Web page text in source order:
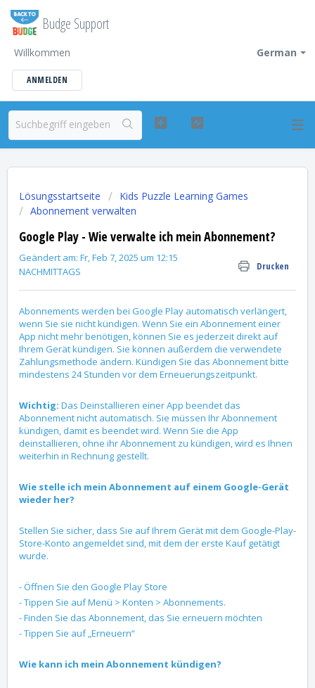
Budge Support
German
Willkommen
ANMELDEN
Lösungsstartseite
Kids Puzzle Learning Games
Abonnement verwalten
Google Play - Wie verwalte ich mein Abonnement?
Drucken
Geändert am: Fr, Feb 7, 2025 um 12:15
NACHMITTAGS
Abonnements werden bei Google Play automatisch verlängert,
wenn Sie sie nicht kündigen. Wenn Sie ein Abonnement einer
App nicht mehr benötigen, können Sie es jederzeit direkt auf
Ihrem Gerät kündigen. Sie können außerdem die verwendete
Zahlungsmethode ändern. Kündigen Sie das Abonnement bitte
mindestens 24 Stunden vor dem Erneuerungszeitpunkt.
Wichtig: Das Deinstallieren einer App beendet das
Abonnement nicht automatisch. Sie müssen Ihr Abonnement
kündigen, damit es beendet wird. Wenn Sie die App
deinstallieren, ohne ihr Abonnement zu kündigen, wird es Ihnen
weiterhin in Rechnung gestellt.
Wie stelle ich mein Abonnement auf einem Google-Gerät
wieder her?
Stellen Sie sicher, dass Sie auf Ihrem Gerät mit dem Google-Play-
Store-Konto angemeldet sind, mit dem der erste Kauf getätigt
wurde.
- Öffnen Sie den Google Play Store
- Tippen Sie auf Menü > Konten > Abonnements.
- Finden Sie das Abonnement, das Sie erneuern möchten
- Tippen Sie auf „Erneuern“
Wie kann ich mein Abonnement kündigen?